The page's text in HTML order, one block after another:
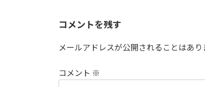
コメントを残す
メールアドレスが公開されることはあり
コメント ※